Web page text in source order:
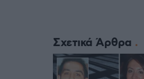
Σχετικά Άρθρα